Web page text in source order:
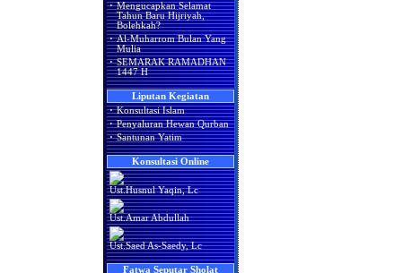
· Mengucapkan Selamat
Tahun Baru Hijriyah,
Bolehkah?
· Al-Muharrom Bulan Yang
Mulia
· SEMARAK RAMADHAN
1447 H
Liputan Kegiatan
· Konsultasi Islam
· Penyaluran Hewan Qurban
· Santunan Yatim
Konsultasi Online
Ust.Husnul Yaqin, Lc
Ust.Amar Abdullah
Ust.Saed As-Saedy, Lc
Fatwa Seputar Sholat